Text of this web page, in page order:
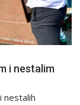
i nestalim
nestalih